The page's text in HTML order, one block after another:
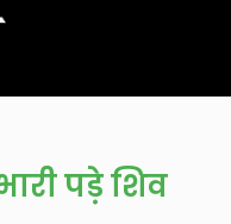
पड़े शिव